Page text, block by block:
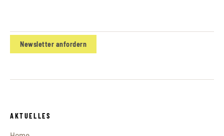
Newsletter anfordern
AKTUELLES